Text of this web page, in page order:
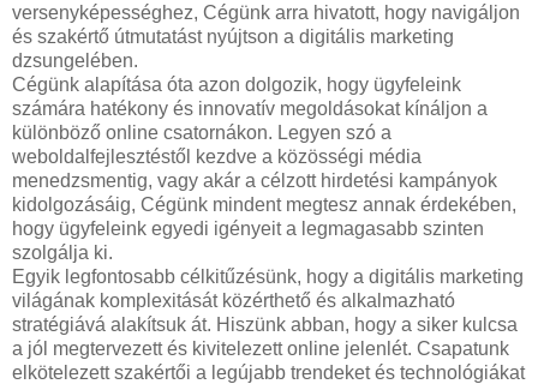
versenyképességhez, Cégünk arra hivatott, hogy navigáljon
és szakértő útmutatást nyújtson a digitális marketing
dzsungelében.
Cégünk alapítása óta azon dolgozik, hogy ügyfeleink
számára hatékony és innovatív megoldásokat kínáljon a
különböző online csatornákon. Legyen szó a
weboldalfejlesztéstől kezdve a közösségi média
menedzsmentig, vagy akár a célzott hirdetési kampányok
kidolgozásáig, Cégünk mindent megtesz annak érdekében,
hogy ügyfeleink egyedi igényeit a legmagasabb szinten
szolgálja ki.
Egyik legfontosabb célkitűzésünk, hogy a digitális marketing
világának komplexitását közérthető és alkalmazható
stratégiává alakítsuk át. Hiszünk abban, hogy a siker kulcsa
a jól megtervezett és kivitelezett online jelenlét. Csapatunk
elkötelezett szakértői a legújabb trendeket és technológiákat